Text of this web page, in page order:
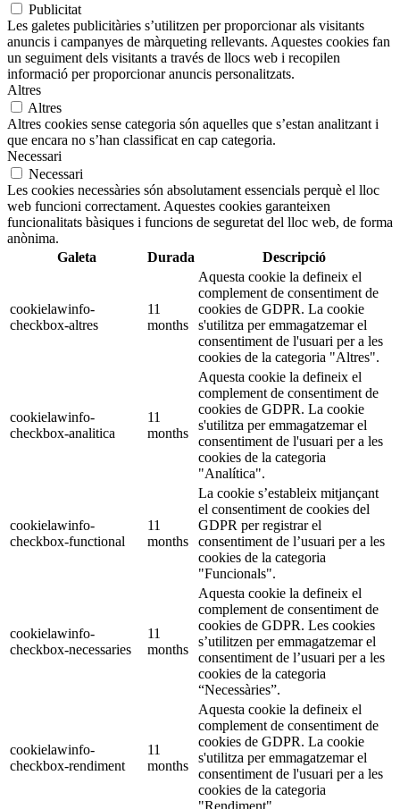
Publicitat
Les galetes publicitàries s’utilitzen per proporcionar als visitants
anuncis i campanyes de màrqueting rellevants. Aquestes cookies fan
un seguiment dels visitants a través de llocs web i recopilen
informació per proporcionar anuncis personalitzats.
Altres
Altres
Altres cookies sense categoria són aquelles que s’estan analitzant i
que encara no s’han classificat en cap categoria.
Necessari
Necessari
Les cookies necessàries són absolutament essencials perquè el lloc
web funcioni correctament. Aquestes cookies garanteixen
funcionalitats bàsiques i funcions de seguretat del lloc web, de forma
anònima.
Galeta
Durada Descripció
cookielawinfo-
checkbox-altres
11
months
Aquesta cookie la defineix el
complement de consentiment de
cookies de GDPR. La cookie
s'utilitza per emmagatzemar el
consentiment de l'usuari per a les
cookies de la categoria "Altres".
cookielawinfo-
checkbox-analitica
11
months
Aquesta cookie la defineix el
complement de consentiment de
cookies de GDPR. La cookie
s'utilitza per emmagatzemar el
consentiment de l'usuari per a les
cookies de la categoria
"Analítica".
cookielawinfo-
checkbox-functional
11
months
La cookie s’estableix mitjançant
el consentiment de cookies del
GDPR per registrar el
consentiment de l’usuari per a les
cookies de la categoria
"Funcionals".
cookielawinfo-
checkbox-necessaries
11
months
Aquesta cookie la defineix el
complement de consentiment de
cookies de GDPR. Les cookies
s’utilitzen per emmagatzemar el
consentiment de l’usuari per a les
cookies de la categoria
“Necessàries”.
cookielawinfo-
checkbox-rendiment
11
months
Aquesta cookie la defineix el
complement de consentiment de
cookies de GDPR. La cookie
s'utilitza per emmagatzemar el
consentiment de l'usuari per a les
cookies de la categoria
"Rendiment".